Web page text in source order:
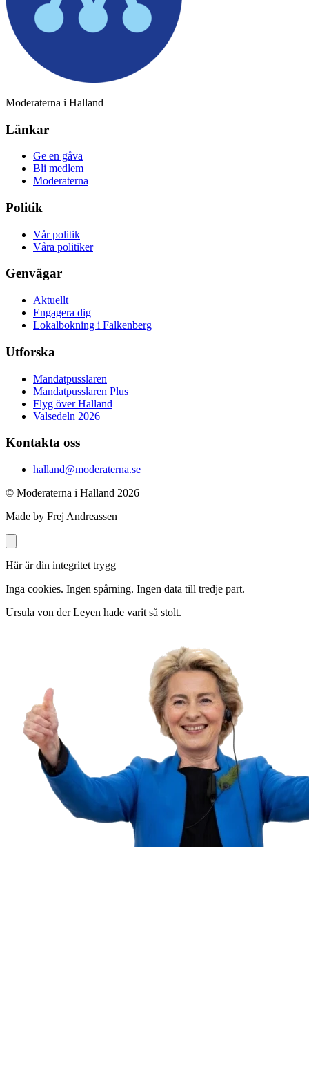
Moderaterna i Halland
Länkar
Ge en gåva
Bli medlem
Moderaterna
Politik
Vår politik
Våra politiker
Genvägar
Aktuellt
Engagera dig
Lokalbokning i Falkenberg
Utforska
Mandatpusslaren
Mandatpusslaren Plus
Flyg över Halland
Valsedeln 2026
Kontakta oss
halland@moderaterna.se
© Moderaterna i Halland 2026
Made by Frej Andreassen
Här är din integritet trygg
Inga cookies. Ingen spårning. Ingen data till tredje part.
Ursula von der Leyen hade varit så stolt.